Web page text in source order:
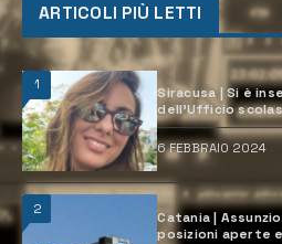
ARTICOLI PIÙ LETTI
1
Siracusa | Si è
dell’Ufficio
6 FEBBRAIO 2024
2
Catania |
posizioni aperte